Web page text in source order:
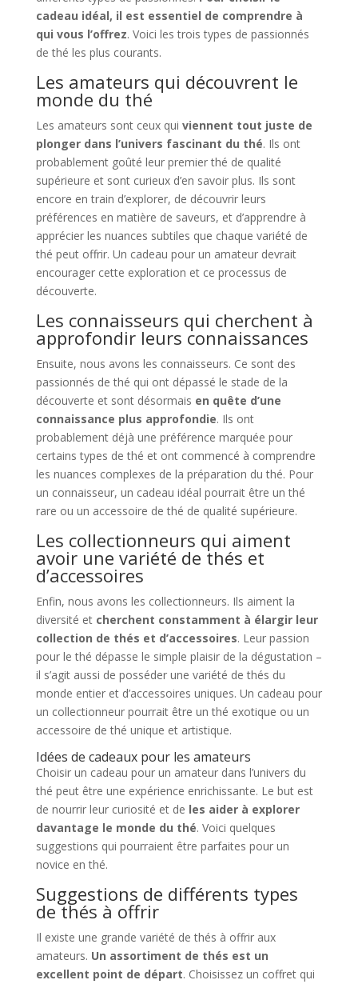
cadeau idéal, il est essentiel de comprendre à
qui vous l’offrez. Voici les trois types de passionnés
de thé les plus courants.
Les amateurs qui découvrent le
monde du thé
Les amateurs sont ceux qui viennent tout juste de
plonger dans l’univers fascinant du thé. Ils ont
probablement goûté leur premier thé de qualité
supérieure et sont curieux d’en savoir plus. Ils sont
encore en train d’explorer, de découvrir leurs
préférences en matière de saveurs, et d’apprendre à
apprécier les nuances subtiles que chaque variété de
thé peut offrir. Un cadeau pour un amateur devrait
encourager cette exploration et ce processus de
découverte.
Les connaisseurs qui cherchent à
approfondir leurs connaissances
Ensuite, nous avons les connaisseurs. Ce sont des
passionnés de thé qui ont dépassé le stade de la
découverte et sont désormais en quête d’une
connaissance plus approfondie. Ils ont
probablement déjà une préférence marquée pour
certains types de thé et ont commencé à comprendre
les nuances complexes de la préparation du thé. Pour
un connaisseur, un cadeau idéal pourrait être un thé
rare ou un accessoire de thé de qualité supérieure.
Les collectionneurs qui aiment
avoir une variété de thés et
d’accessoires
Enfin, nous avons les collectionneurs. Ils aiment la
diversité et cherchent constamment à élargir leur
collection de thés et d’accessoires. Leur passion
pour le thé dépasse le simple plaisir de la dégustation –
il s’agit aussi de posséder une variété de thés du
monde entier et d’accessoires uniques. Un cadeau pour
un collectionneur pourrait être un thé exotique ou un
accessoire de thé unique et artistique.
Idées de cadeaux pour les amateurs
Choisir un cadeau pour un amateur dans l’univers du
thé peut être une expérience enrichissante. Le but est
de nourrir leur curiosité et de les aider à explorer
davantage le monde du thé. Voici quelques
suggestions qui pourraient être parfaites pour un
novice en thé.
Suggestions de différents types
de thés à offrir
Il existe une grande variété de thés à offrir aux
amateurs. Un assortiment de thés est un
excellent point de départ. Choisissez un coffret qui